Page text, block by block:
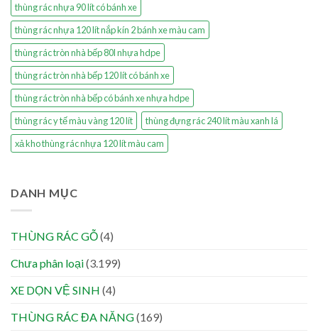
thùng rác nhựa 90 lít có bánh xe
thùng rác nhựa 120 lít nắp kín 2 bánh xe màu cam
thùng rác tròn nhà bếp 80l nhựa hdpe
thùng rác tròn nhà bếp 120 lít có bánh xe
thùng rác tròn nhà bếp có bánh xe nhựa hdpe
thùng rác y tế màu vàng 120 lít
thùng đựng rác 240 lít màu xanh lá
xả kho thùng rác nhựa 120 lít màu cam
DANH MỤC
THÙNG RÁC GỖ(4)
Chưa phân loại(3.199)
XE DỌN VỆ SINH (4)
THÙNG RÁC ĐA NĂNG(169)